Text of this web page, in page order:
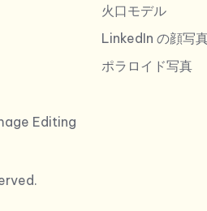
Editing
火口モデル
LinkedIn の顔写
ポラロイド写真